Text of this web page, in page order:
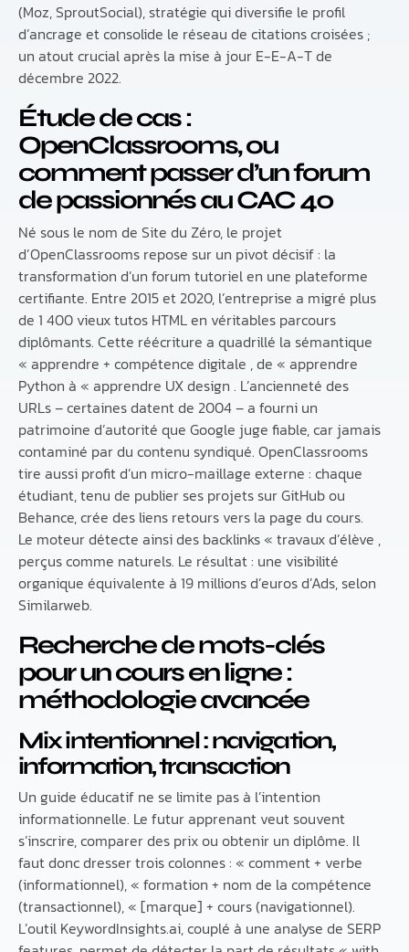
(Moz, SproutSocial), stratégie qui diversifie le profil
d’ancrage et consolide le réseau de citations croisées ;
un atout crucial après la mise à jour E-E-A-T de
décembre 2022.
Étude de cas :
OpenClassrooms, ou
comment passer d’un forum
de passionnés au CAC 40
Né sous le nom de Site du Zéro, le projet
d’OpenClassrooms repose sur un pivot décisif : la
transformation d’un forum tutoriel en une plateforme
certifiante. Entre 2015 et 2020, l’entreprise a migré plus
de 1 400 vieux tutos HTML en véritables parcours
diplômants. Cette réécriture a quadrillé la sémantique
« apprendre + compétence digitale , de « apprendre
Python à « apprendre UX design . L’ancienneté des
URLs – certaines datent de 2004 – a fourni un
patrimoine d’autorité que Google juge fiable, car jamais
contaminé par du contenu syndiqué. OpenClassrooms
tire aussi profit d’un micro-maillage externe : chaque
étudiant, tenu de publier ses projets sur GitHub ou
Behance, crée des liens retours vers la page du cours.
Le moteur détecte ainsi des backlinks « travaux d’élève ,
perçus comme naturels. Le résultat : une visibilité
organique équivalente à 19 millions d’euros d’Ads, selon
Similarweb.
Recherche de mots-clés
pour un cours en ligne :
méthodologie avancée
Mix intentionnel : navigation,
information, transaction
Un guide éducatif ne se limite pas à l’intention
informationnelle. Le futur apprenant veut souvent
s’inscrire, comparer des prix ou obtenir un diplôme. Il
faut donc dresser trois colonnes : « comment + verbe
(informationnel), « formation + nom de la compétence
(transactionnel), « [marque] + cours (navigationnel).
L’outil KeywordInsights.ai, couplé à une analyse de SERP